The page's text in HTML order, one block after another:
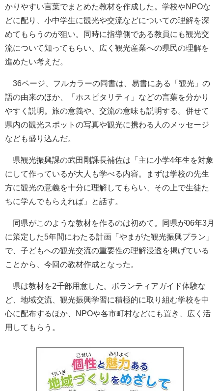
かりやすい言葉でまとめた教材を作成した。学校やNPOな
どに配り、小中学生に観光や交流などについての理解を深
めてもらうのが狙い。同時に指導側である教員にも観光交
流について知ってもらい、広く観光産業への県民の理解を
進めたい考えだ。
36ページ、フルカラーの同書は、易書にある「観光」の
語の由来のほか、「ホスピタリティ」などの言葉を分かり
やすく説明。旅の意義や、交流の意味も説明する。併せて
県内の観光スポットの写真や観光に携わる人のメッセージ
なども盛り込んだ。
県観光振興課の武田剛課長補佐は「主に小学4年生を対象
にして作っているが大人も学べる内容。まずは学校の先生
方に観光の意義を十分に理解してもらい、その上で生徒た
ちに学んでもらえれば」と話す。
同県がこのような教材を作るのは初めて。同県が06年3月
に策定した5年間にわたる計画「やまがた観光振興プラン」
で、子どもへの観光交流の重要性の理解浸透を掲げている
ことから、今回の教材作成となった。
県は教材を2千部用意した。ボランティアガイド体験な
ど、地域交流、観光振興学習に積極的に取り組む学校を中
心に配布するほか、NPOや各市町村などにも置き、広く活
用してもらう。